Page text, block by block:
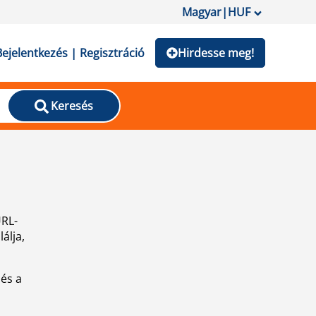
Magyar|HUF
| Regisztráció Hirdesse meg!
Keresés
a